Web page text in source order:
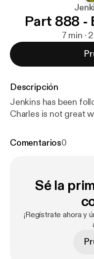
Part 888 -
7 min ·
Descripción
Jenkins has been
Charles is not great
Comentarios0
Sé la
¡Regístrate ahora y